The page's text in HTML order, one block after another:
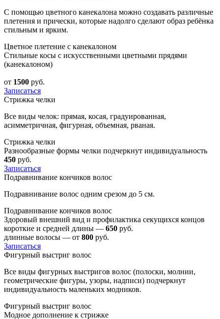
С помощью цветного канекалона можно создавать различные
плетения и прически, которые надолго сделают образ ребёнка
стильным и ярким.
Цветное плетение с канекалоном
Стильные косы с искусственными цветными прядями
(канекалоном)
от 1500 руб.
Записаться
Стрижка челки
Все виды челок: прямая, косая, градуированная,
асимметричная, фигурная, объемная, рваная.
Стрижка челки
Разнообразные формы челки подчеркнут индивидуальность
450 руб.
Записаться
Подравнивание кончиков волос
Подравнивание волос одним срезом до 5 см.
Подравнивание кончиков волос
Здоровый внешний вид и профилактика секущихся концов
короткие и средней длины — 650 руб.
длинные волосы — от 800 руб.
Записаться
Фигурный выстриг волос
Все виды фигурных выстригов волос (полоски, молнии,
геометрические фигуры, узоры, надписи) подчеркнут
индивидуальность маленьких модников.
Фигурный выстриг волос
Модное дополнение к стрижке